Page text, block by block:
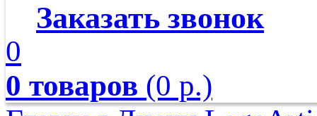
Заказать звонок
0
0 товаров (0 р.)